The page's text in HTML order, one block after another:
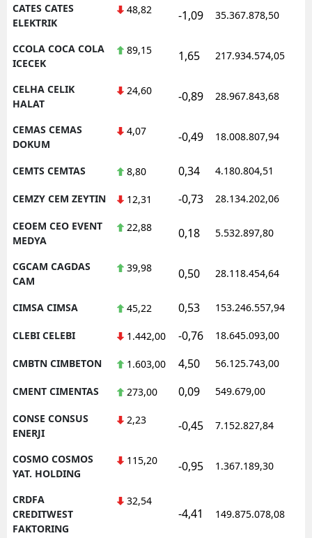
CATES CATES
ELEKTRIK
48,82 -1,09 35.367.878,50
CCOLA COCA COLA
ICECEK
89,15 1,65 217.934.574,05
CELHA CELIK
HALAT
24,60 -0,89 28.967.843,68
CEMAS CEMAS
DOKUM
4,07 -0,49 18.008.807,94
CEMTS CEMTAS 8,80 0,34 4.180.804,51
CEMZY CEM ZEYTIN 12,31 -0,73 28.134.202,06
CEOEM CEO EVENT
MEDYA
22,88 0,18 5.532.897,80
CGCAM CAGDAS
CAM
39,98 0,50 28.118.454,64
CIMSA CIMSA 45,22 0,53 153.246.557,94
CLEBI CELEBI 1.442,00 -0,76 18.645.093,00
CMBTN CIMBETON 1.603,00 4,50 56.125.743,00
CMENT CIMENTAS 273,00 0,09 549.679,00
CONSE CONSUS
ENERJI
2,23 -0,45 7.152.827,84
COSMO COSMOS
YAT. HOLDING
115,20 -0,95 1.367.189,30
CRDFA
CREDITWEST
FAKTORING
32,54
-4,41 149.875.078,08